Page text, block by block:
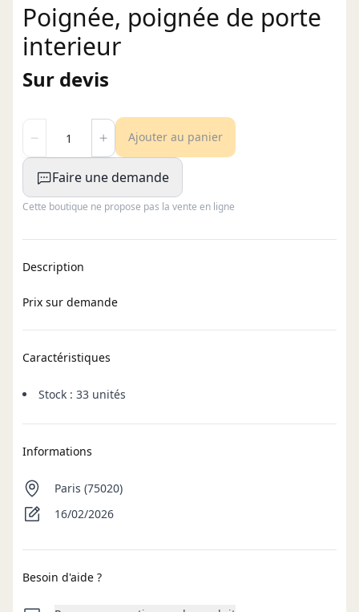
Poignée, poignée de porte
interieur
Sur devis
Ajouter au panier
Faire une demande
Cette boutique ne propose pas la vente en ligne
Description
Prix sur demande
Caractéristiques
Stock : 33 unités
Informations
Paris (75020)
16/02/2026
Besoin d'aide ?